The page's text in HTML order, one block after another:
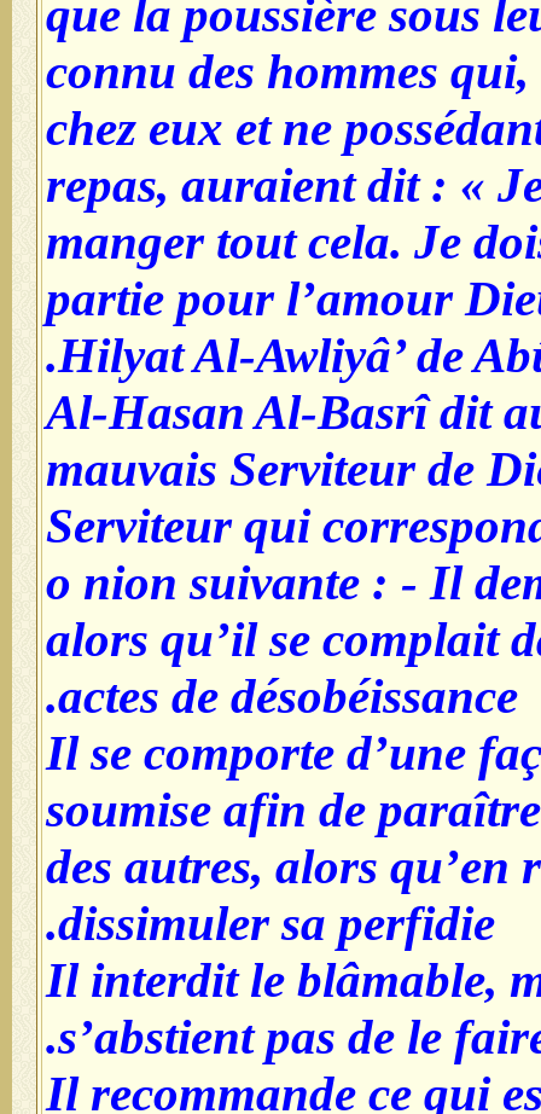
que la poussière sous
connu des hommes
chez eux et ne
repas, auraient dit : «
manger tout cela. Je
partie pour l’amour
Hilyat Al-Awliyâ’ de
Al-Hasan Al-Basrî dit
mauvais Serviteur de
Serviteur qui
o nion suivante : - Il
alors qu’il se complait
actes de désobéissance.
- Il se comporte d’une
soumise afin de
des autres, alors
dissimuler sa perfidie.
- Il interdit le blâmable,
s’abstient pas de le
- Il recommande ce qui